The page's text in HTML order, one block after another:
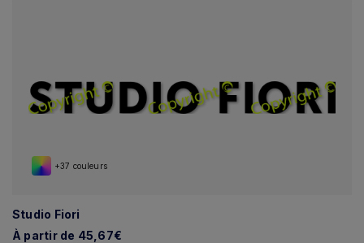
+37 couleurs
Studio Fiori
À partir de 45,67€